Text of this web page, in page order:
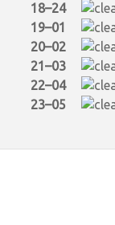
18–24
19–01
20–02
21–03
22–04
23–05